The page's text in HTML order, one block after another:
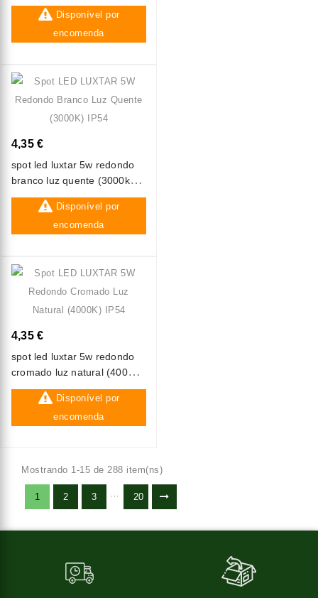
Disponível por
encomenda
4,35 €
spot led luxtar 5w redondo
branco luz quente (3000k)
ip54
Disponível por
encomenda
4,35 €
spot led luxtar 5w redondo
cromado luz natural (4000k)
ip54
Disponível por
encomenda
Mostrando 1-15 de 288 item(ns)
1 2 3 20